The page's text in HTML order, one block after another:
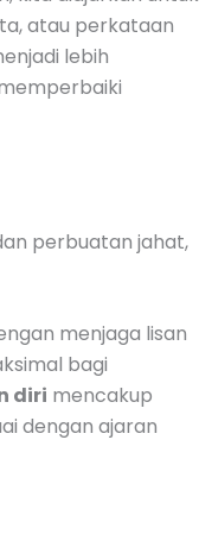
atau perkataan
lebih
perbuatan jahat,
menjaga lisan
bagi
diri mencakup
dengan ajaran